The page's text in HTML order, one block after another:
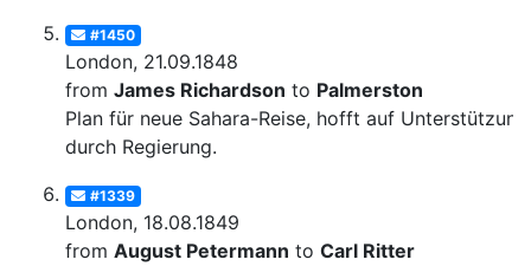
#1450
London, 21.09.1848
from James Richardson to Palmerston
Plan für neue Sahara-Reise, hofft auf Unterstützung
durch Regierung.
#1339
London, 18.08.1849
from August Petermann to Carl Ritter